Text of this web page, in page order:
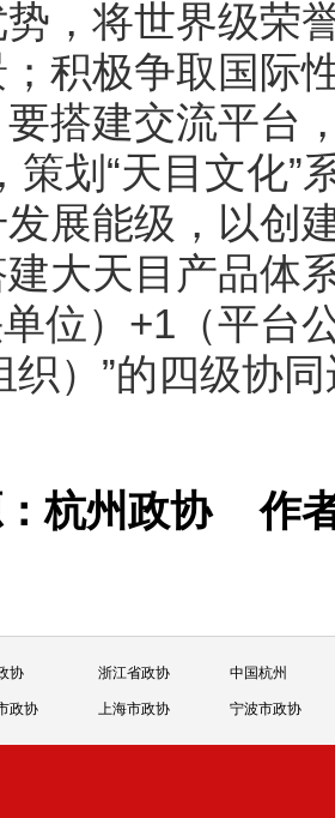
，将世界级荣
积极争取国际
搭建交流平台
策划“天目文化”
展能级，以创
大天目产品体
位）+1（平台
织）”的四级协
：杭州政协作
协 浙江省政协 中国杭州
政协 上海市政协 宁波市政协